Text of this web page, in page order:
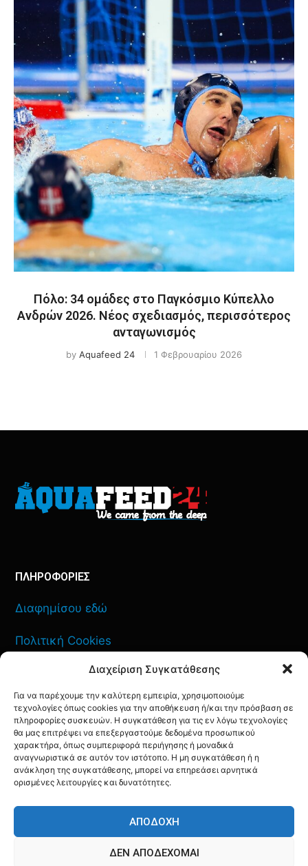
Διαχείριση Συγκατάθεσης
Για να παρέχουμε την καλύτερη εμπειρία, χρησιμοποιούμε
τεχνολογίες όπως cookies για την αποθήκευση ή/και την πρόσβαση σε
πληροφορίες συσκευών. Η συγκατάθεση για τις εν λόγω τεχνολογίες
θα μας επιτρέψει να επεξεργαστούμε δεδομένα προσωπικού
χαρακτήρα, όπως συμπεριφορά περιήγησης ή μοναδικά
αναγνωριστικά σε αυτόν τον ιστότοπο. Η μη συγκατάθεση ή η
ανάκληση της συγκατάθεσης, μπορεί να επηρεάσει αρνητικά
ορισμένες λειτουργίες και δυνατότητες.
ΑΠΟΔΟΧΉ
ΔΕΝ ΑΠΟΔΈΧΟΜΑΙ
Πόλο: 34 ομάδες στο Παγκόσμιο Κύπελλο
Ανδρών 2026. Νέος σχεδιασμός, περισσότερος
ανταγωνισμός
by Aquafeed 24 1 Φεβρουαρίου 2026
ΠΛΗΡΟΦΟΡΙΕΣ
Διαφημίσου εδώ
Πολιτική Cookies
Πολιτική Απορρήτου
ΕΠΙΚΟΙΝΩΝΙΑ
YOUTUBE